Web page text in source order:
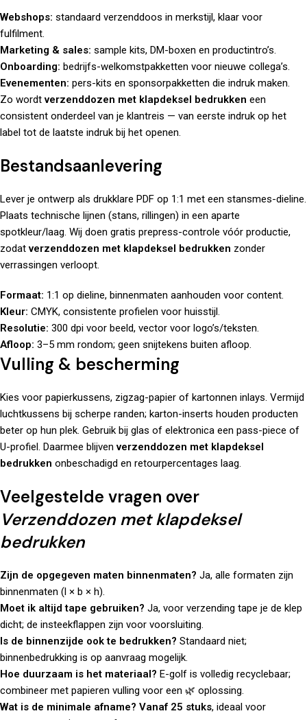
Webshops: standaard verzenddoos in merkstijl, klaar voor
fulfilment.
Marketing & sales: sample kits, DM-boxen en productintro’s.
Onboarding: bedrijfs-welkomstpakketten voor nieuwe collega’s.
Evenementen: pers-kits en sponsorpakketten die indruk maken.
Zo wordtverzenddozen met klapdeksel bedrukken een
consistent onderdeel van je klantreis — van eerste indruk op het
label tot de laatste indruk bij het openen.
Bestandsaanlevering
Lever je ontwerp als drukklare PDF op 1:1 met een stansmes-dieline.
Plaats technische lijnen (stans, rillingen) in een aparte
spotkleur/laag. Wij doen gratis prepress-controle vóór productie,
zodatverzenddozen met klapdeksel bedrukken zonder
verrassingen verloopt.
Formaat: 1:1 op dieline, binnenmaten aanhouden voor content.
Kleur: CMYK, consistente profielen voor huisstijl.
Resolutie: 300 dpi voor beeld, vector voor logo’s/teksten.
Afloop: 3–5 mm rondom; geen snijtekens buiten afloop.
Vulling & bescherming
Kies voor papierkussens, zigzag-papier of kartonnen inlays. Vermijd
luchtkussens bij scherpe randen; karton-inserts houden producten
beter op hun plek. Gebruik bij glas of elektronica een pass-piece of
U-profiel. Daarmee blijvenverzenddozen met klapdeksel
bedrukken onbeschadigd en retourpercentages laag.
Veelgestelde vragen over
Verzenddozen met klapdeksel
bedrukken
Zijn de opgegeven maten binnenmaten? Ja, alle formaten zijn
binnenmaten (l × b × h).
Moet ik altijd tape gebruiken? Ja, voor verzending tape je de klep
dicht; de insteekflappen zijn voor voorsluiting.
Is de binnenzijde ook te bedrukken? Standaard niet;
binnenbedrukking is op aanvraag mogelijk.
Hoe duurzaam is het materiaal? E-golf is volledig recyclebaar;
combineer met papieren vulling voor een 🌿 oplossing.
Wat is de minimale afname? Vanaf 25 stuks, ideaal voor